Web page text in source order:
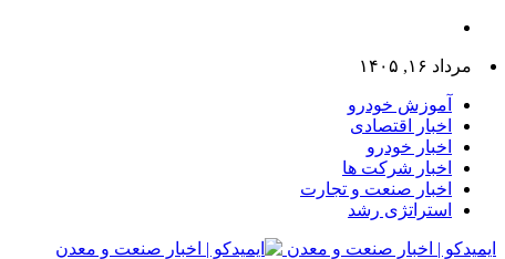
مرداد ۱۶, ۱۴۰۵
آموزش خودرو
اخبار اقتصادی
اخبار خودرو
اخبار شرکت ها
اخبار صنعت و تجارت
استراتژی رشد
ایمیدکو | اخبار صنعت و معدن